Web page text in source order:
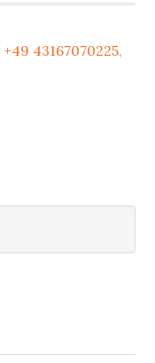
+49 43167070225,